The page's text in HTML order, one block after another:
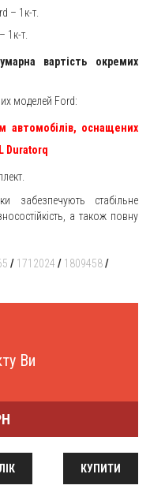
– 1к-т.
1к-т.
вартість окремих
моделей Ford:
автомобілів, оснащених
Duratorq
забезпечують стабільне
а також повну
/ 1712024 / 1809458/
Ви
КУПИТИ